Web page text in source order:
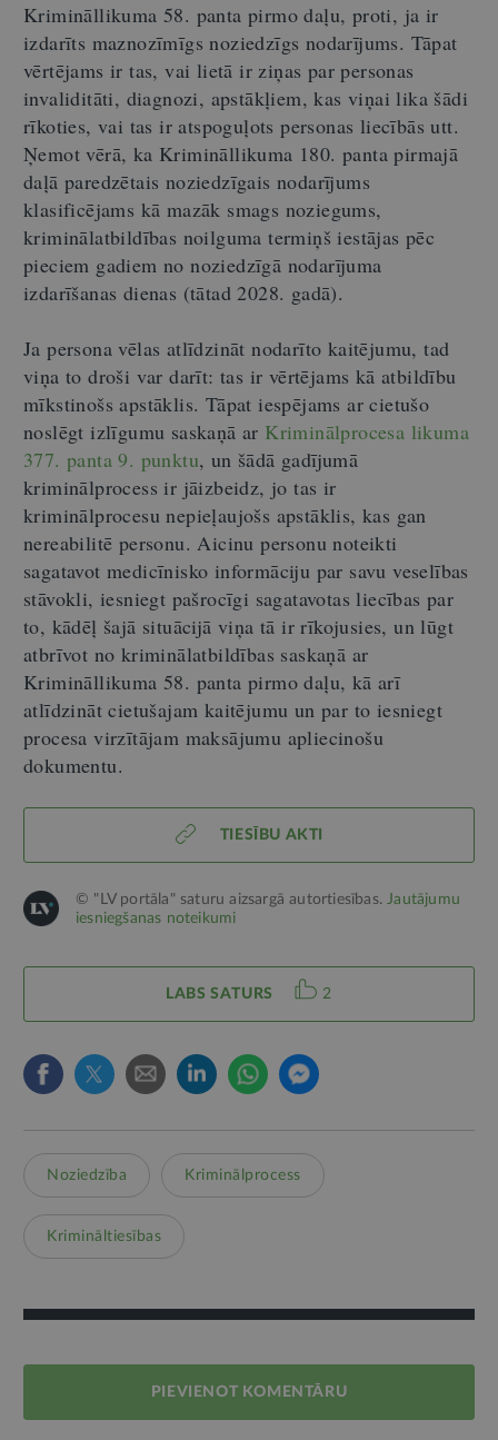
Krimināllikuma 58. panta pirmo daļu, proti, ja ir
izdarīts maznozīmīgs noziedzīgs nodarījums. Tāpat
vērtējams ir tas, vai lietā ir ziņas par personas
invaliditāti, diagnozi, apstākļiem, kas viņai lika šādi
rīkoties, vai tas ir atspoguļots personas liecībās utt.
Ņemot vērā, ka Krimināllikuma 180. panta pirmajā
daļā paredzētais noziedzīgais nodarījums
klasificējams kā mazāk smags noziegums,
kriminālatbildības noilguma termiņš iestājas pēc
pieciem gadiem no noziedzīgā nodarījuma
izdarīšanas dienas (tātad 2028. gadā).
Ja persona vēlas atlīdzināt nodarīto kaitējumu, tad
viņa to droši var darīt: tas ir vērtējams kā atbildību
mīkstinošs apstāklis. Tāpat iespējams ar cietušo
noslēgt izlīgumu saskaņā ar Kriminālprocesa likuma
377. panta 9. punktu, un šādā gadījumā
kriminālprocess ir jāizbeidz, jo tas ir
kriminālprocesu nepieļaujošs apstāklis, kas gan
nereabilitē personu. Aicinu personu noteikti
sagatavot medicīnisko informāciju par savu veselības
stāvokli, iesniegt pašrocīgi sagatavotas liecības par
to, kādēļ šajā situācijā viņa tā ir rīkojusies, un lūgt
atbrīvot no kriminālatbildības saskaņā ar
Krimināllikuma 58. panta pirmo daļu, kā arī
atlīdzināt cietušajam kaitējumu un par to iesniegt
procesa virzītājam maksājumu apliecinošu
dokumentu.
TIESĪBU AKTI
© "LV portāla" saturu aizsargā autortiesības.Jautājumu
iesniegšanas noteikumi
LABS SATURS 2
Noziedzība Kriminālprocess
Krimināltiesības
PIEVIENOT KOMENTĀRU